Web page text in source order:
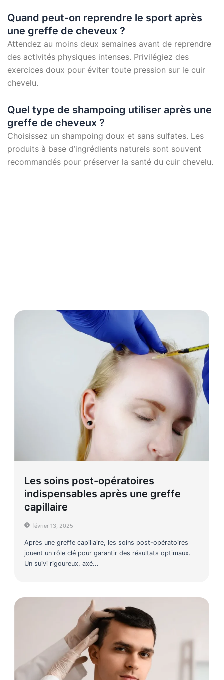
Quand peut-on reprendre le sport après
une greffe de cheveux ?
Attendez au moins deux semaines avant de reprendre
des activités physiques intenses. Privilégiez des
exercices doux pour éviter toute pression sur le cuir
chevelu.
Quel type de shampoing utiliser après une
greffe de cheveux ?
Choisissez un shampoing doux et sans sulfates. Les
produits à base d’ingrédients naturels sont souvent
recommandés pour préserver la santé du cuir chevelu.
Les soins post-opératoires
indispensables après une greffe
capillaire
février 13, 2025
Après une greffe capillaire, les soins post-opératoires
jouent un rôle clé pour garantir des résultats optimaux.
Un suivi rigoureux, axé...